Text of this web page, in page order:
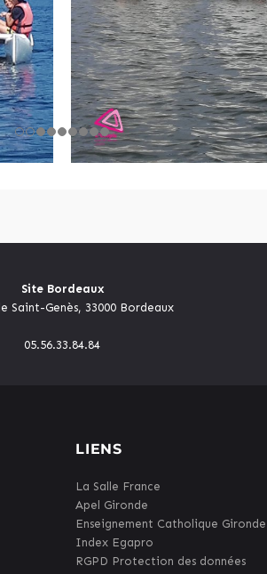
Site Bordeaux
Saint-Genès, 33000 Bordeaux
05.56.33.84.84
LIENS
La Salle France
Apel Gironde
Enseignement Catholique Gironde
Index Egapro
RGPD Protection des données